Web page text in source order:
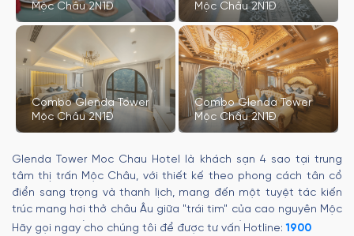
Mộc Châu 2N1Đ
Mộc Châu 2N1Đ
Combo Glenda Tower
Mộc Châu 2N1Đ
Combo Glenda Tower
Mộc Châu 2N1Đ
Glenda Tower Moc Chau Hotel là khách sạn 4 sao tại trung
tâm thị trấn Mộc Châu, với thiết kế theo phong cách tân cổ
điển sang trọng và thanh lịch, mang đến một tuyệt tác kiến
trúc mang hơi thở châu Âu giữa "trái tim" của cao nguyên Mộc
Châu ngàn sắc hoa. Là khách sạn 4 sao đầu tiên giữa lòng thị
Hãy gọi ngay cho chúng tôi để được tư vấn Hotline:1900